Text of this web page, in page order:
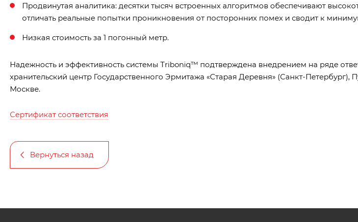
Продвинутая аналитика: десятки тысяч встроенных алгоритмов обеспечивают
отличать реальные попытки проникновения от посторонних помех и сводит к
Низкая стоимость за 1 погонный метр.
Надежность и эффективность системы Triboniq™ подтверждена внедрением на ряде
хранительский центр Государственного Эрмитажа «Старая Деревня» (Санкт-
Москве.
Сертификат соответствия
Вернуться назад